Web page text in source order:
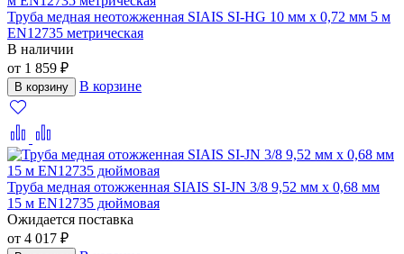
Труба медная неотожженная SIAIS SI-HG 10 мм x 0,72 мм 5 м
EN12735 метрическая
В наличии
от 1 859 ₽
В корзину В корзине
Труба медная отожженная SIAIS SI-JN 3/8 9,52 мм x 0,68 мм
15 м EN12735 дюймовая
Ожидается поставка
от 4 017 ₽